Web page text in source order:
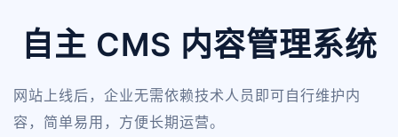
自主 CMS 内容管理系统
网站上线后，企业无需依赖技术人员即可自行维护内
容，简单易用，方便长期运营。